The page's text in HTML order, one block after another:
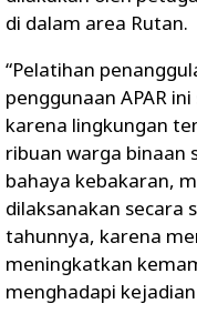
di dalam area Rutan.
“Pelatihan
penggunaan APAR
karena lingkungan
ribuan warga binaan
bahaya kebakaran,
dilaksanakan secara
tahunnya, karena
meningkatkan
menghadapi